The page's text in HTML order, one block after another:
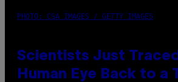
PHOTO: CSA IMAGES / GETTY IMAGES
Scientists Just
Human Eye Back to a